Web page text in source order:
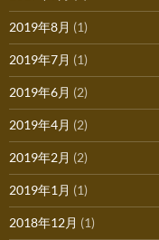
2019年8月 (1)
2019年7月 (1)
2019年6月 (2)
2019年4月 (2)
2019年2月 (2)
2019年1月 (1)
2018年12月 (1)